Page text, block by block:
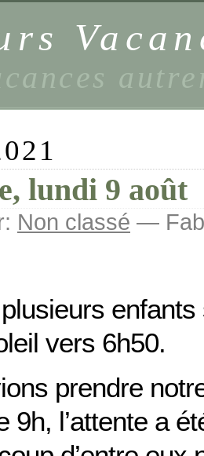
lundi 9 août
Non classé —
vers 6h50.
prendre
9h, l’attente a